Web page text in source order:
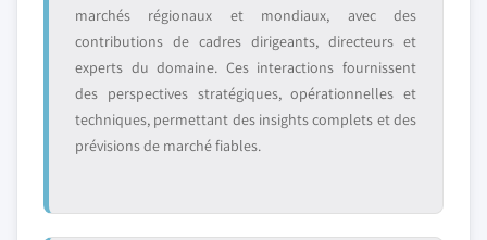
marchés régionaux et mondiaux, avec des
contributions de cadres dirigeants, directeurs et
experts du domaine. Ces interactions fournissent
des perspectives stratégiques, opérationnelles et
techniques, permettant des insights complets et des
prévisions de marché fiables.